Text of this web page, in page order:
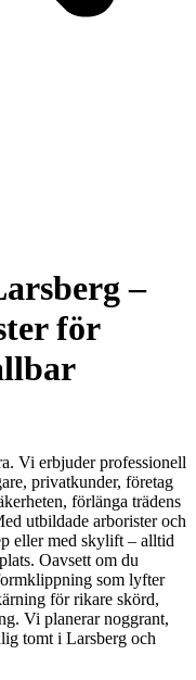
–
för
Vi erbjuder professionell
privatkunder, företag
förlänga trädens
utbildade arborister och
eller med skylift – alltid
Oavsett om du
som lyfter
för rikare skörd,
Vi planerar noggrant,
tomt i Larsberg och